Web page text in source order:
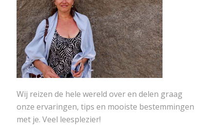
Wij reizen de hele wereld over en delen graag
onze ervaringen, tips en mooiste bestemmingen
met je. Veel leesplezier!